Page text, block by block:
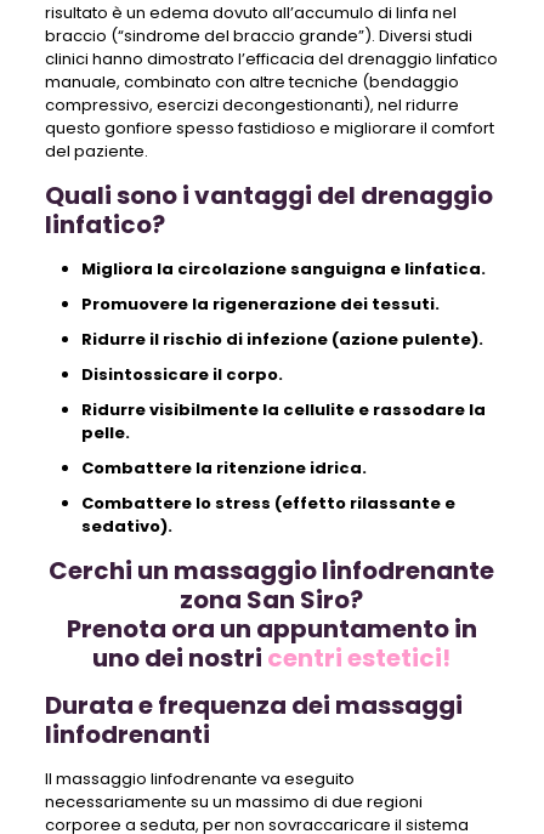
risultato è un edema dovuto all’accumulo di linfa nel
braccio (“sindrome del braccio grande”). Diversi studi
clinici hanno dimostrato l’efficacia del drenaggio linfatico
manuale, combinato con altre tecniche (bendaggio
compressivo, esercizi decongestionanti), nel ridurre
questo gonfiore spesso fastidioso e migliorare il comfort
del paziente.
Quali sono i vantaggi del drenaggio
linfatico?
Migliora la circolazione sanguigna e linfatica.
Promuovere la rigenerazione dei tessuti.
Ridurre il rischio di infezione (azione pulente).
Disintossicare il corpo.
Ridurre visibilmente la cellulite e rassodare la
pelle.
Combattere la ritenzione idrica.
Combattere lo stress (effetto rilassante e
sedativo).
Cerchi un massaggio linfodrenante
zona San Siro?
Prenota ora un appuntamento in
uno dei nostri centri estetici!
Durata e frequenza dei massaggi
linfodrenanti
Il massaggio linfodrenante va eseguito
necessariamente su un massimo di due regioni
corporee a seduta, per non sovraccaricare il sistema